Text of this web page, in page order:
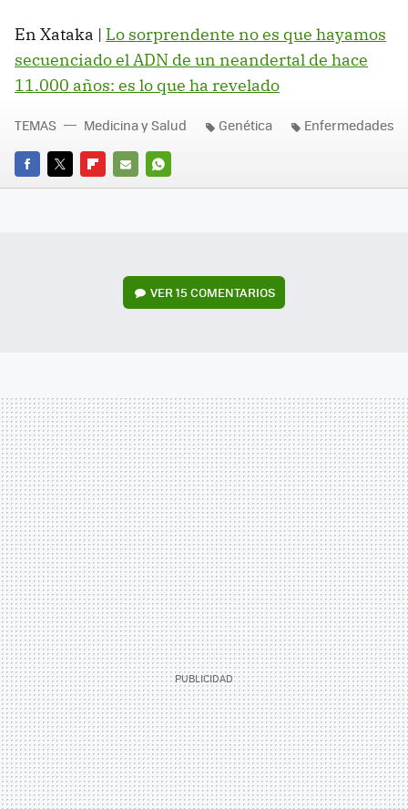
En Xataka | Lo sorprendente no es que hayamos
secuenciado el ADN de un neandertal de hace
11.000 años: es lo que ha revelado
FACEBOOK
TWITTERFLIPBOARD
E-
WHATSAPP
TEMAS Medicina y Salud Genética Enfermedades
VER15 COMENTARIOS